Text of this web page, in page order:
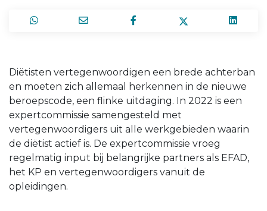
Diëtisten vertegenwoordigen een brede achterban
en moeten zich allemaal herkennen in de nieuwe
beroepscode, een flinke uitdaging. In 2022 is een
expertcommissie samengesteld met
vertegenwoordigers uit alle werkgebieden waarin
de diëtist actief is. De expertcommissie vroeg
regelmatig input bij belangrijke partners als EFAD,
het KP en vertegenwoordigers vanuit de
opleidingen.